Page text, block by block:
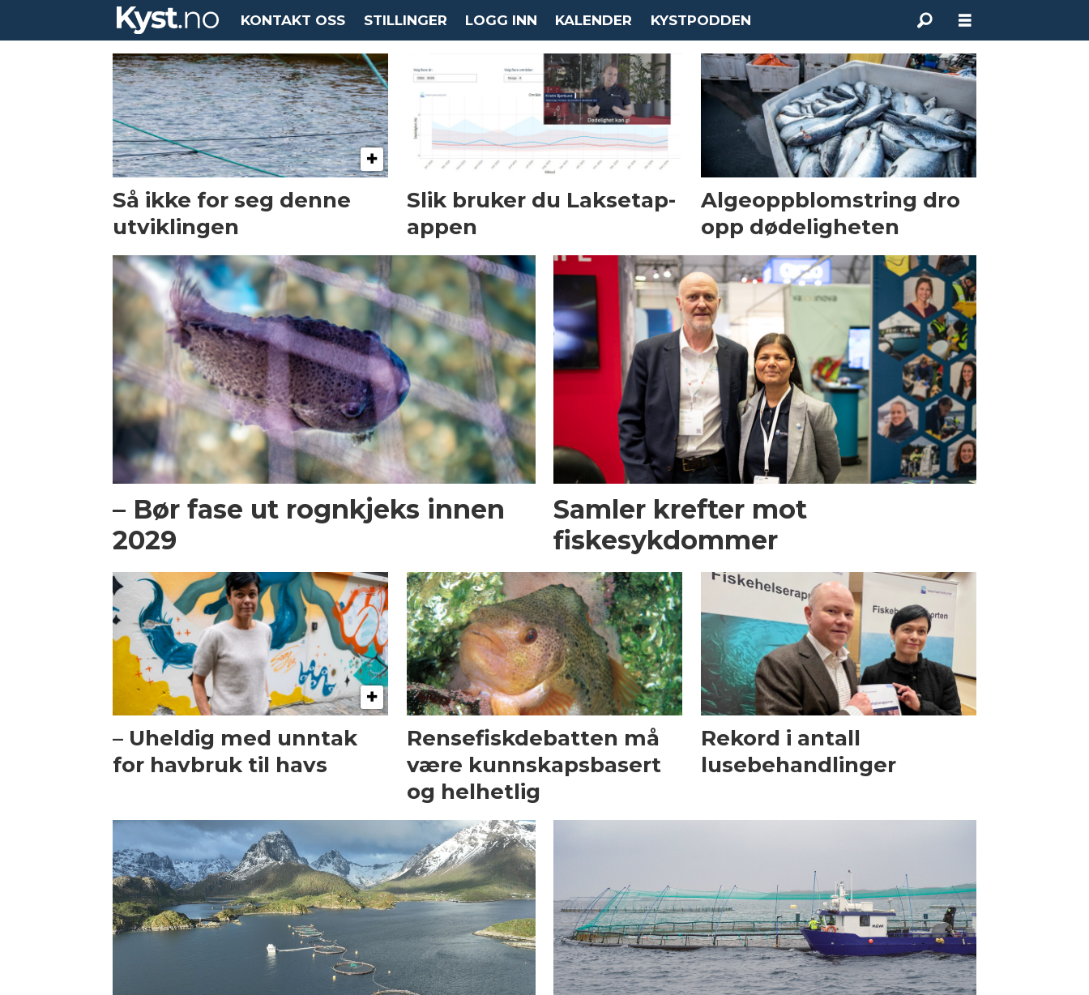
KONTAKT OSS STILLINGER LOGG INN KALENDER KYSTPODDEN
veterinærinstituttet
Så ikke for seg denne
utviklingen
Slik bruker du Laksetap-
appen
Algeoppblomstring dro
opp dødeligheten
– Bør fase ut rognkjeks innen
2029
Samler krefter mot
fiskesykdommer
– Uheldig med unntak
for havbruk til havs
Rensefiskdebatten må
være kunnskapsbasert
og helhetlig
Rekord i antall
lusebehandlinger